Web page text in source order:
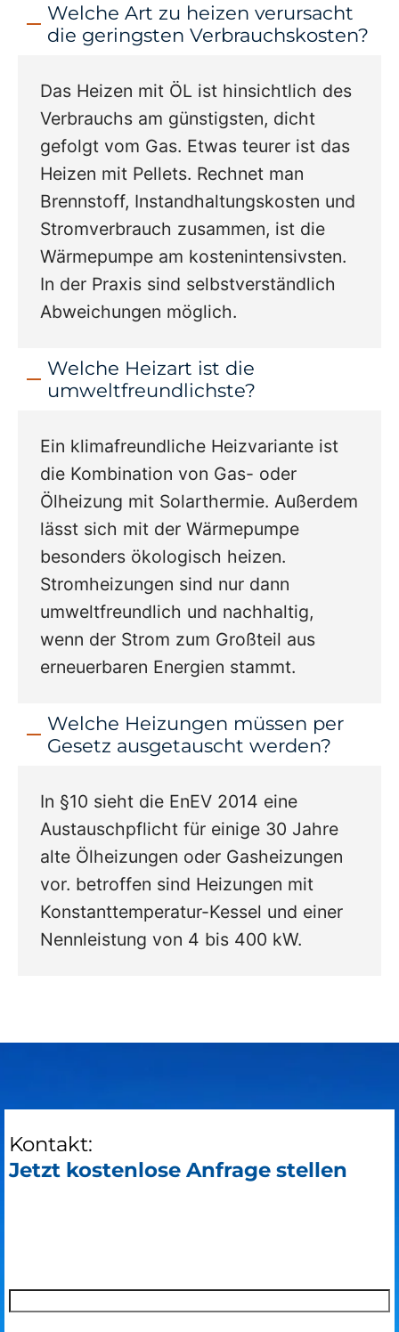
Welche Art zu heizen verursacht
die geringsten Verbrauchskosten?
Das Heizen mit ÖL ist hinsichtlich des
Verbrauchs am günstigsten, dicht
gefolgt vom Gas. Etwas teurer ist das
Heizen mit Pellets. Rechnet man
Brennstoff, Instandhaltungskosten und
Stromverbrauch zusammen, ist die
Wärmepumpe am kostenintensivsten.
In der Praxis sind selbstverständlich
Abweichungen möglich.
Welche Heizart ist die
umweltfreundlichste?
Ein klimafreundliche Heizvariante ist
die Kombination von Gas- oder
Ölheizung mit Solarthermie. Außerdem
lässt sich mit der Wärmepumpe
besonders ökologisch heizen.
Stromheizungen sind nur dann
umweltfreundlich und nachhaltig,
wenn der Strom zum Großteil aus
erneuerbaren Energien stammt.
Welche Heizungen müssen per
Gesetz ausgetauscht werden?
In §10 sieht die EnEV 2014 eine
Austauschpflicht für einige 30 Jahre
alte Ölheizungen oder Gasheizungen
vor. betroffen sind Heizungen mit
Konstanttemperatur-Kessel und einer
Nennleistung von 4 bis 400 kW.
Kontakt:
Jetzt kostenlose Anfrage stellen